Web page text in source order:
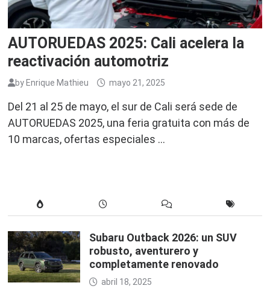
AUTORUEDAS 2025: Cali acelera la
reactivación automotriz
by Enrique Mathieu mayo 21, 2025
Del 21 al 25 de mayo, el sur de Cali será sede de
AUTORUEDAS 2025, una feria gratuita con más de
10 marcas, ofertas especiales …
Subaru Outback 2026: un SUV
robusto, aventurero y
completamente renovado
abril 18, 2025